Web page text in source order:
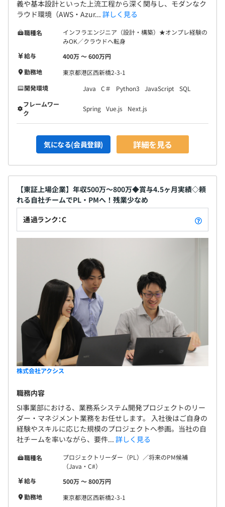
義や基本設計といった上流工程から深く関与し、モダンなク
ラウド環境（AWS・Azur... 詳しく見る
職種名
インフラエンジニア（設計・構築）★オンプレ経験の
みOK／クラウドへ転身
給与
400万 〜 600万円
勤務地
東京都港区西新橋2-3-1
開発環境
Java C＃ Python3 JavaScript
SQL
フレームワー
ク
Spring Vue.js Next.js
気になる(会員登録) 詳細を見る
【東証上場企業】年収500万〜800万◆賞与4.5ヶ月実績◇頼
れる自社チームでPL・PMへ！残業少なめ
通過ランク：C
株式会社アクシス
職務内容
SI事業部における、業務系システム開発プロジェクトのリー
ダー・マネジメント業務をお任せします。 入社後はご自身の
経験やスキルに応じた規模のプロジェクトへ参画。当社の自
社チームを率いながら、要件... 詳しく見る
職種名
プロジェクトリーダー（PL）／将来のPM候補
（Java・C#）
給与
500万 〜 800万円
勤務地
東京都港区西新橋2-3-1